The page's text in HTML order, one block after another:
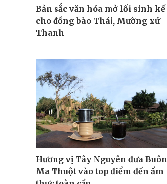
Bản sắc văn hóa mở lối sinh kế
cho đồng bào Thái, Mường xứ
Thanh
Hương vị Tây Nguyên đưa Buôn
Ma Thuột vào top điểm đến ẩm